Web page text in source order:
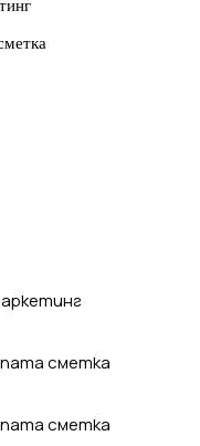
сметка
сметка